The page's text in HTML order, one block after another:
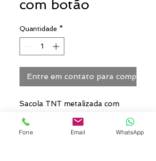
com botão
Quantidade *
Entre em contato para comprar
Sacola TNT metalizada com
botão. Confeccionado em TNT
com revestimento plástico
Fone Email WhatsApp